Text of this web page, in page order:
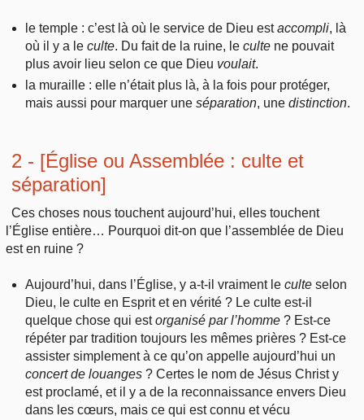
Sanctification
Vie pratique
Sujets de A à Z
Études et commentaires par passage
Dictionnaires bibliques
le temple : c’est là où le service de Dieu estaccompli, là
où il y a le culte. Du fait de la ruine, le culte ne pouvait
plus avoir lieu selon ce que Dieu voulait.
la muraille : elle n’était plus là, à la fois pour protéger,
mais aussi pour marquer une séparation, une distinction.
2 - [Église ou Assemblée : culte et
séparation]
Ces choses nous touchent aujourd’hui, elles touchent
l’Église entière… Pourquoi dit-on que l’assemblée de Dieu
est en ruine ?
Aujourd’hui, dans l’Église, y a-t-il vraiment le culte selon
Dieu, le culte en Esprit et en vérité ? Le culte est-il
quelque chose qui estorganisé par l’homme ? Est-ce
répéter par tradition toujours les mêmes prières ? Est-ce
assister simplement à ce qu’on appelle aujourd’hui un
concert de louanges ? Certes le nom de Jésus Christ y
est proclamé, et il y a de la reconnaissance envers Dieu
dans les cœurs, mais ce qui est connu et vécu